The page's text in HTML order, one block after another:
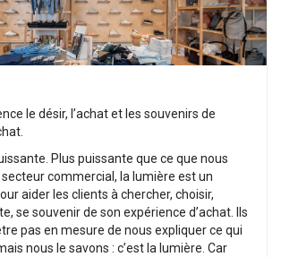
le désir, l’achat et les souvenirs de
Plus puissante que ce que nous
secteur commercial, la lumière est un
aider les clients à chercher, choisir,
se souvenir de son expérience d’achat. Ils
pas en mesure de nous expliquer ce qui
nous le savons : c’est la lumière. Car